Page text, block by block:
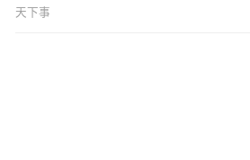
天下事